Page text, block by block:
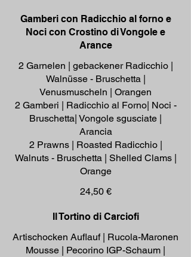
Gamberi con Radicchio al forno e
Noci con Crostino di Vongole e
Arance
2 Garnelen | gebackener Radicchio |
Walnüsse - Bruschetta |
Venusmuscheln | Orangen
2 Gamberi | Radicchio al Forno| Noci -
Bruschetta| Vongole sgusciate |
Arancia
2 Prawns | Roasted Radicchio |
Walnuts - Bruschetta | Shelled Clams |
Orange
24,50 €
Il Tortino di Carciofi
Artischocken Auflauf | Rucola-Maronen
Mousse | Pecorino IGP-Schaum |